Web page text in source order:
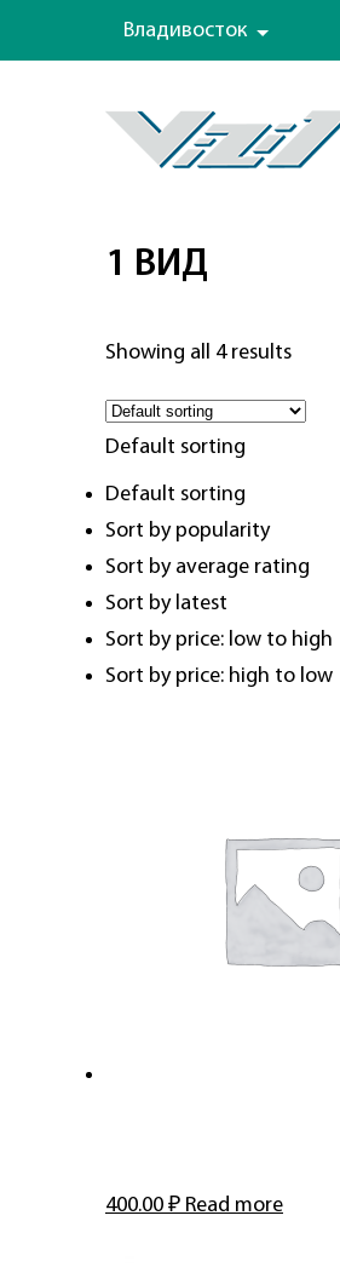
Владивосток
1 ВИД
Showing all 4 results
Default sorting
Default sorting
Sort by popularity
Sort by average rating
Sort by latest
Sort by price: low to high
Sort by price: high to low
400.00 ₽ Read more